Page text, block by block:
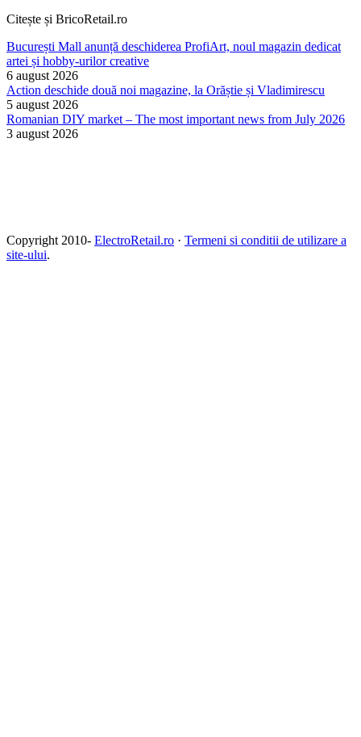
Citește și BricoRetail.ro
București Mall anunță deschiderea ProfiArt, noul magazin dedicat
artei și hobby-urilor creative
6 august 2026
Action deschide două noi magazine, la Orăștie și Vladimirescu
5 august 2026
Romanian DIY market – The most important news from July 2026
3 august 2026
Copyright 2010- ElectroRetail.ro · Termeni si conditii de utilizare a
site-ului.